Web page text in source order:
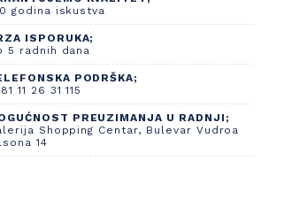
godina iskustva
ISPORUKA;
5 radnih dana
PODRŠKA;
11 26 31 115
PREUZIMANJA U RADNJI;
Shopping Centar, Bulevar Vudroa
14